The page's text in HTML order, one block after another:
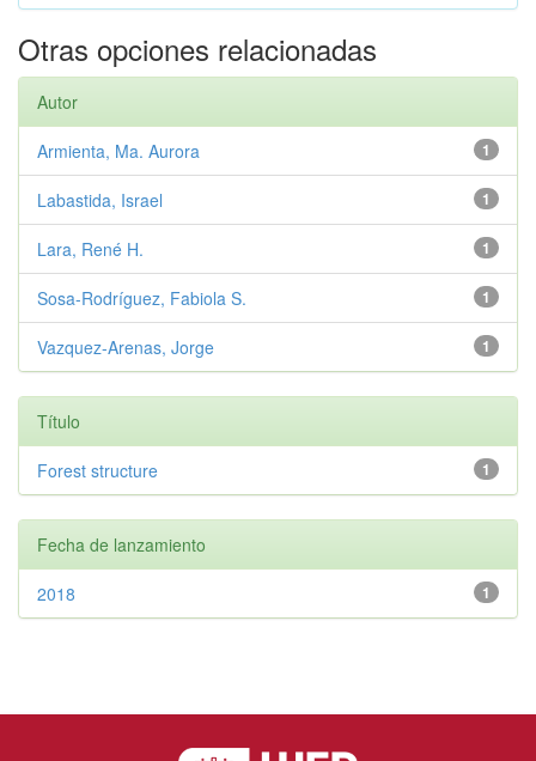
Otras opciones relacionadas
Autor
1
Armienta, Ma. Aurora
1
Labastida, Israel
1
Lara, René H.
1
Sosa-Rodríguez, Fabiola S.
1
Vazquez-Arenas, Jorge
Título
1
Forest structure
Fecha de lanzamiento
1
2018